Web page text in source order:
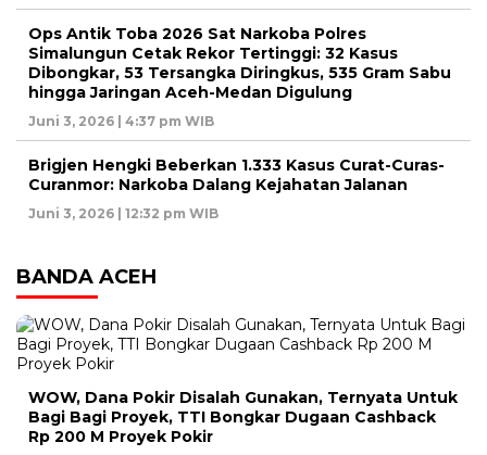
Ops Antik Toba 2026 Sat Narkoba Polres
Simalungun Cetak Rekor Tertinggi: 32 Kasus
Dibongkar, 53 Tersangka Diringkus, 535 Gram Sabu
hingga Jaringan Aceh-Medan Digulung
Juni 3, 2026 | 4:37 pm WIB
Brigjen Hengki Beberkan 1.333 Kasus Curat-Curas-
Curanmor: Narkoba Dalang Kejahatan Jalanan
Juni 3, 2026 | 12:32 pm WIB
BANDA ACEH
WOW, Dana Pokir Disalah Gunakan, Ternyata Untuk
Bagi Bagi Proyek, TTI Bongkar Dugaan Cashback
Rp 200 M Proyek Pokir